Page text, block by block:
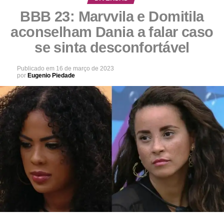
BBB 23: Marvvila e Domitila
aconselham Dania a falar caso
se sinta desconfortável
Publicado em 16 de março de 2023
por Eugenio Piedade